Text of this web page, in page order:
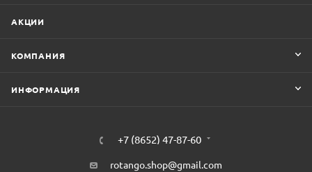
АКЦИИ
КОМПАНИЯ
ИНФОРМАЦИЯ
+7 (8652) 47-87-60
rotango.shop@gmail.com